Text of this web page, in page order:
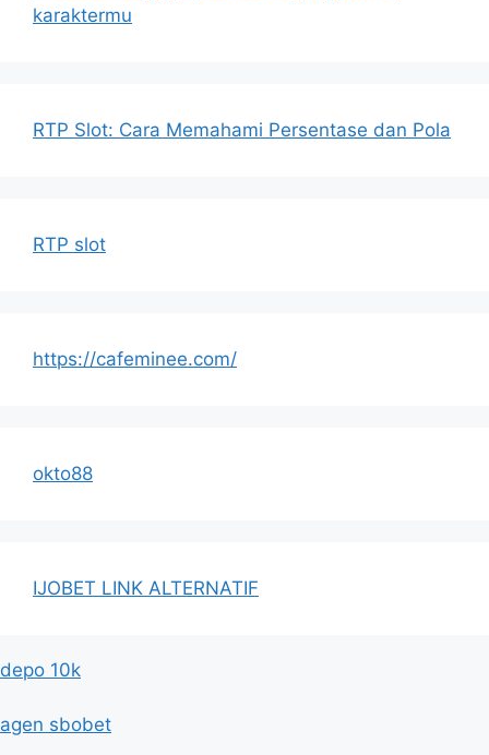
karaktermu
RTP Slot: Cara Memahami Persentase dan Pola
RTP slot
https://cafeminee.com/
okto88
IJOBET LINK ALTERNATIF
depo 10k
agen sbobet